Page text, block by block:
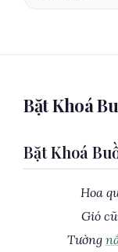
Bặt Khoá
Bặt Khoá
Hoa
Gió
Tường